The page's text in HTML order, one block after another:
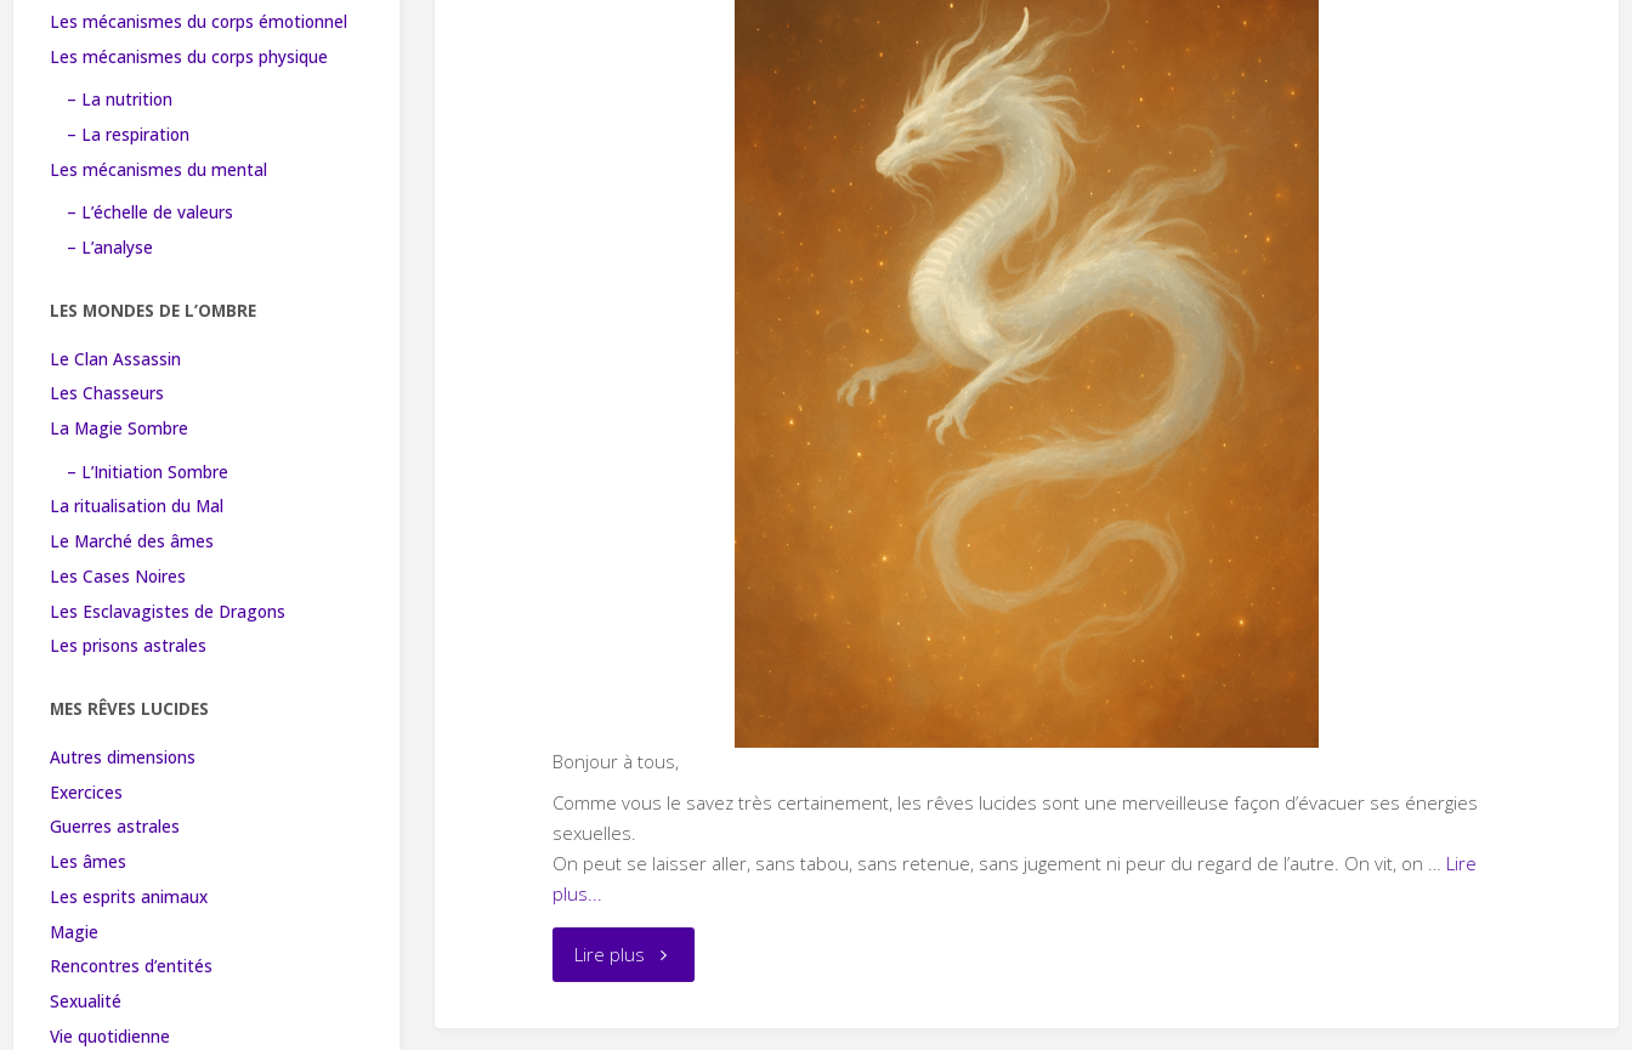
Bonjour à tous,
Comme vous le savez très certainement, les rêves lucides sont une merveilleuse façon d’évacuer ses énergies
sexuelles.
On peut se laisser aller, sans tabou, sans retenue, sans jugement ni peur du regard de l’autre. On vit, on … Lire
plus...
Lire plus "Des
Les mécanismes du corps émotionnel
Les mécanismes du corps physique
– La nutrition
– La respiration
Les mécanismes du mental
– L’échelle de valeurs
– L’analyse
LES MONDES DE L’OMBRE
Le Clan Assassin
Les Chasseurs
La Magie Sombre
– L’Initiation Sombre
La ritualisation du Mal
Le Marché des âmes
Les Cases Noires
Les Esclavagistes de Dragons
Les prisons astrales
MES RÊVES LUCIDES
Autres dimensions
Exercices
Guerres astrales
Les âmes
Les esprits animaux
Magie
Rencontres d’entités
Sexualité
Vie quotidienne